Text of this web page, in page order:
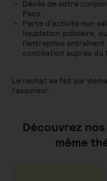
Décès de votre
Pacs ;
Perte d’activité non
liquidation judiciaire,
l’entreprise
conciliation auprès du
Le rachat se fait sur
l'assureur.
Découvrez
même